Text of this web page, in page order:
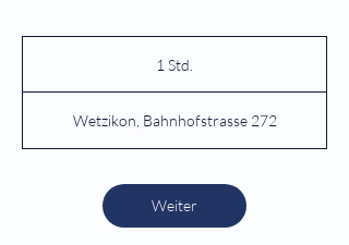
1 Std.
d
Wetzikon, Bahnhofstrasse 272
Weiter